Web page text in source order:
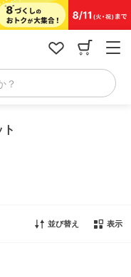
？
並び替え 表示